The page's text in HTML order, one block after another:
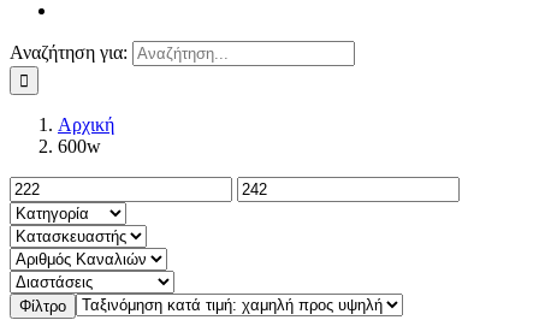
Αναζήτηση για:
Αρχική
600w
Φίλτρο